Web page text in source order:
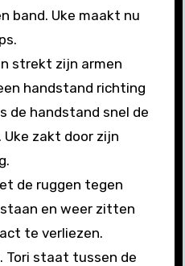
band. Uke maakt nu
strekt zijn armen
handstand richting
de handstand snel de
zakt door zijn
de ruggen tegen
en weer zitten
te verliezen.
Tori staat tussen de